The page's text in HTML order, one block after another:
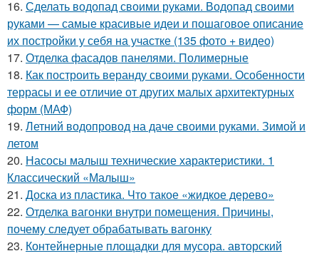
16. Сделать водопад своими руками. Водопад своими
руками — самые красивые идеи и пошаговое описание
их постройки у себя на участке (135 фото + видео)
17. Отделка фасадов панелями. Полимерные
18. Как построить веранду своими руками. Особенности
террасы и ее отличие от других малых архитектурных
форм (МАФ)
19. Летний водопровод на даче своими руками. Зимой и
летом
20. Насосы малыш технические характеристики. 1
Классический «Малыш»
21. Доска из пластика. Что такое «жидкое дерево»
22. Отделка вагонки внутри помещения. Причины,
почему следует обрабатывать вагонку
23. Контейнерные площадки для мусора. авторский